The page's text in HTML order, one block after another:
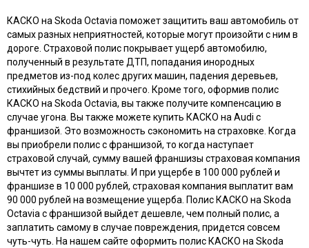
КАСКО на Skoda Octavia поможет защитить ваш автомобиль от
самых разных неприятностей, которые могут произойти с ним в
дороге. Страховой полис покрывает ущерб автомобилю,
полученный в результате ДТП, попадания инородных
предметов из-под колес других машин, падения деревьев,
стихийных бедствий и прочего. Кроме того, оформив полис
КАСКО на Skoda Octavia, вы также получите компенсацию в
случае угона. Вы также можете купить КАСКО на Audi с
франшизой. Это возможность сэкономить на страховке. Когда
вы приобрели полис с франшизой, то когда наступает
страховой случай, сумму вашей франшизы страховая компания
вычтет из суммы выплаты. И при ущербе в 100 000 рублей и
франшизе в 10 000 рублей, страховая компания выплатит вам
90 000 рублей на возмещение ущерба. Полис КАСКО на Skoda
Octavia с франшизой выйдет дешевле, чем полный полис, а
заплатить самому в случае повреждения, придется совсем
чуть-чуть. На нашем сайте оформить полис КАСКО на Skoda